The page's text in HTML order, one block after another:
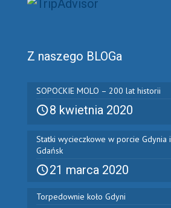
Z naszego BLOGa
SOPOCKIE MOLO – 200 lat historii
8 kwietnia 2020
Statki wycieczkowe w porcie Gdynia i
Gdańsk
21 marca 2020
Torpedownie koło Gdyni